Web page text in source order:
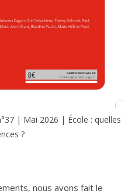
| Mai 2026 | École : quelles
?
nous avons fait le